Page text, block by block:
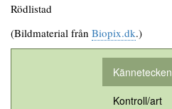
Rödlistad
(Bildmaterial från Biopix.dk.)
Kännetecken
Kontroll/art